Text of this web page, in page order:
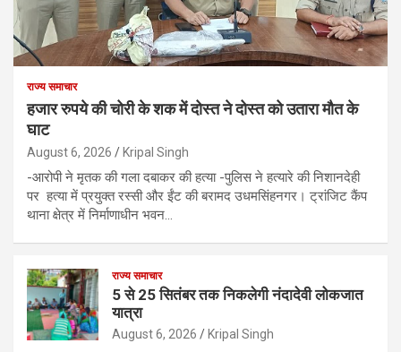
राज्य समाचार
हजार रुपये की चोरी के शक में दोस्त ने दोस्त को उतारा मौत के
घाट
August 6, 2026 Kripal Singh
-आरोपी ने मृतक की गला दबाकर की हत्या -पुलिस ने हत्यारे की निशानदेही
पर हत्या में प्रयुक्त रस्सी और ईंट की बरामद उधमसिंहनगर। ट्रांजिट कैंप
थाना क्षेत्र में निर्माणाधीन भवन…
राज्य समाचार
5 से 25 सितंबर तक निकलेगी नंदादेवी लोकजात
यात्रा
August 6, 2026 Kripal Singh